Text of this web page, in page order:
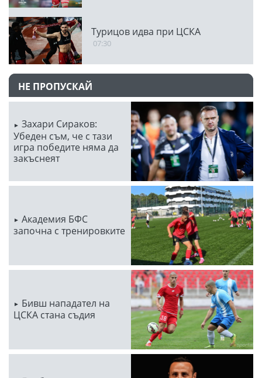
Турицов идва при ЦСКА
07:30
НЕ ПРОПУСКАЙ
Захари Сираков:
Убеден съм, че с тази
игра победите няма да
закъснеят
Академия БФС
започна с тренировките
Бивш нападател на
ЦСКА стана съдия